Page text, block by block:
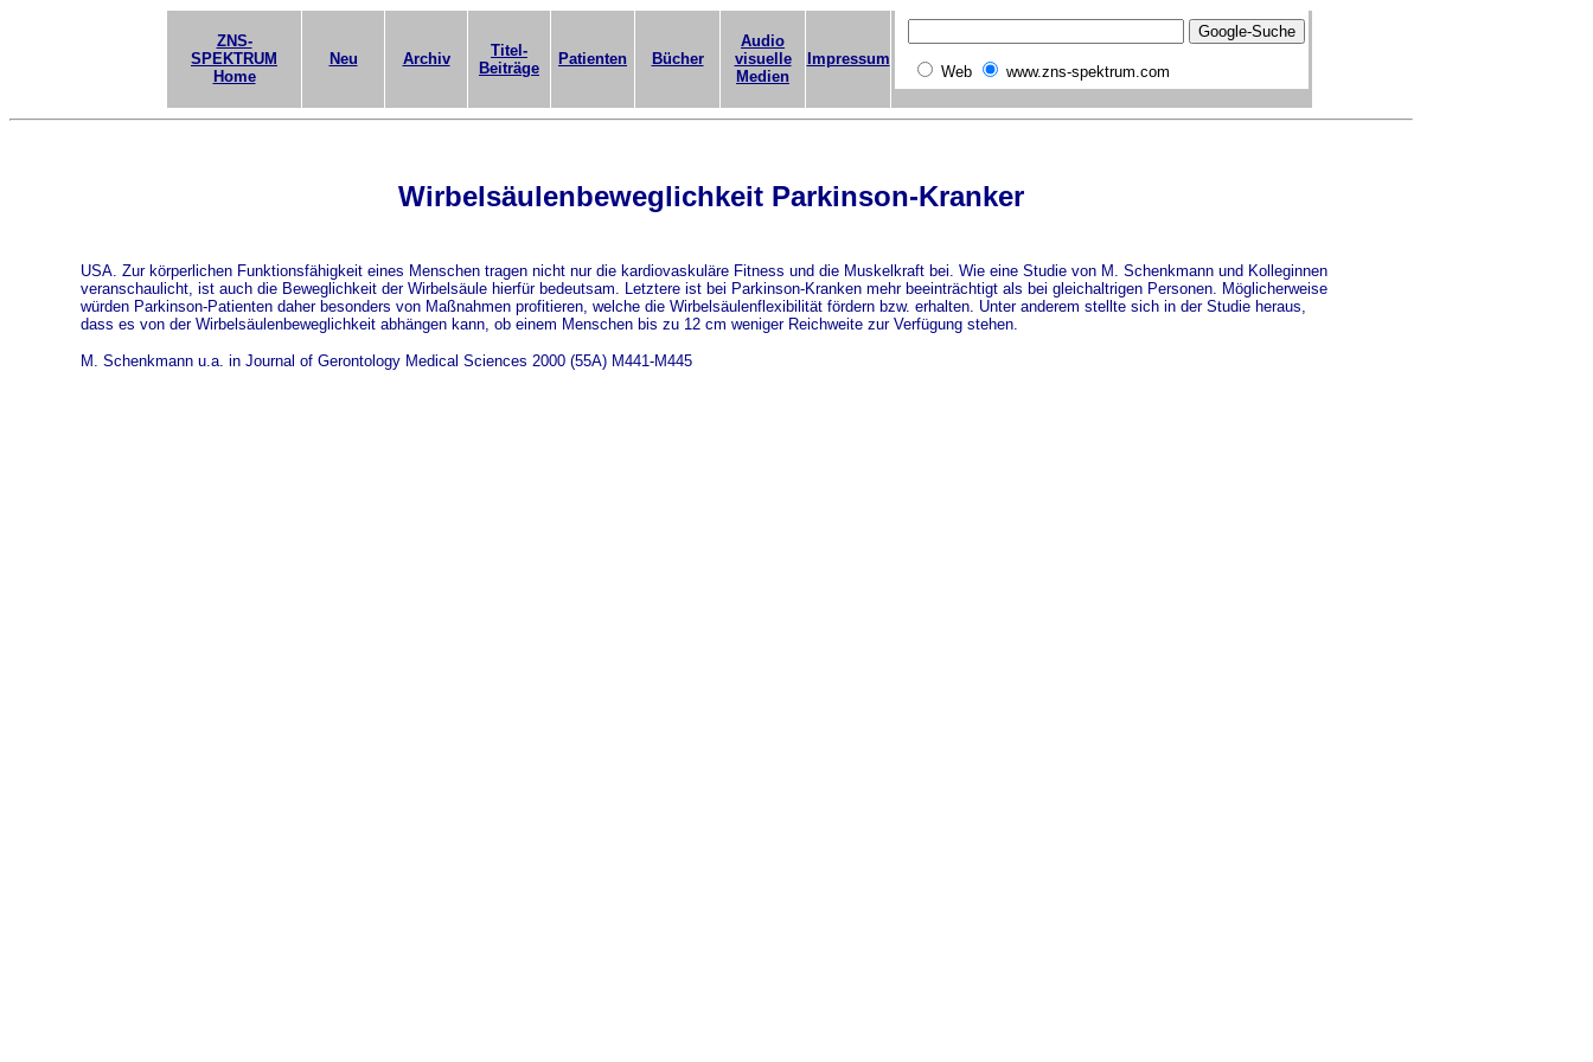
ZNS-
SPEKTRUM
Home
Neu Archiv
Titel-
Beiträge
Patienten Bücher
Audio
visuelle
Medien
Impressum
Web www.zns-spektrum.com
Wirbelsäulenbeweglichkeit Parkinson-Kranker
USA. Zur körperlichen Funktionsfähigkeit eines Menschen tragen nicht nur die kardiovaskuläre Fitness und die Muskelkraft bei. Wie eine Studie von M. Schenkmann und Kolleginnen
veranschaulicht, ist auch die Beweglichkeit der Wirbelsäule hierfür bedeutsam. Letztere ist bei Parkinson-Kranken mehr beeinträchtigt als bei gleichaltrigen Personen. Möglicherweise
würden Parkinson-Patienten daher besonders von Maßnahmen profitieren, welche die Wirbelsäulenflexibilität fördern bzw. erhalten. Unter anderem stellte sich in der Studie heraus,
dass es von der Wirbelsäulenbeweglichkeit abhängen kann, ob einem Menschen bis zu 12 cm weniger Reichweite zur Verfügung stehen.
M. Schenkmann u.a. in Journal of Gerontology Medical Sciences 2000 (55A) M441-M445